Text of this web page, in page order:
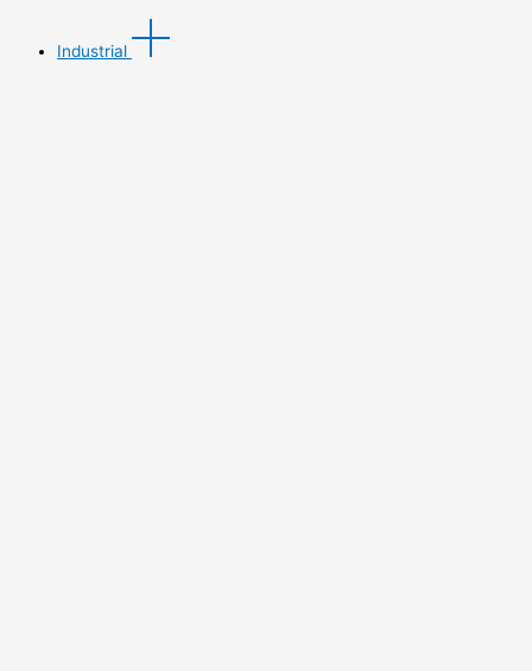
Industrial